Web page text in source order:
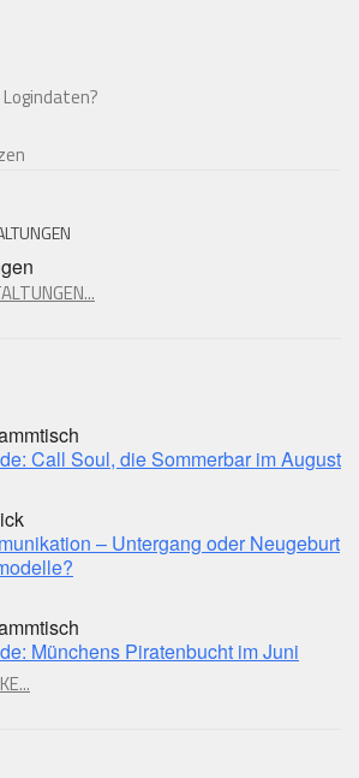
Call Soul, die Sommerbar im August
– Untergang oder Neugeburt
Münchens Piratenbucht im Juni